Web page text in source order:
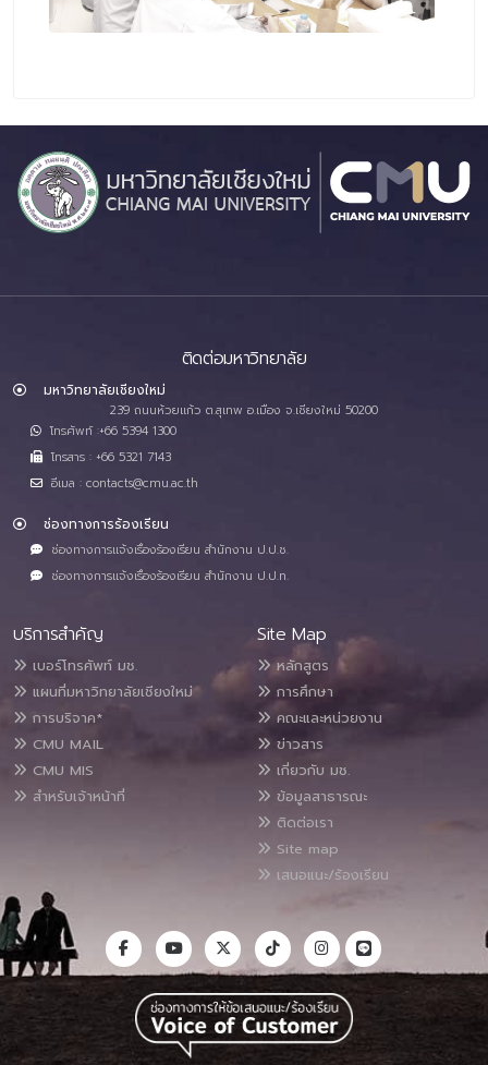
ติดต่อมหาวิทยาลัย
มหาวิทยาลัยเชียงใหม่
239 ถนนห้วยแก้ว ต.สุเทพ อ.เมือง จ.เชียงใหม่ 50200
โทรศัพท์ :+66 5394 1300
โทรสาร : +66 5321 7143
อีเมล : contacts@cmu.ac.th
ช่องทางการร้องเรียน
ช่องทางการแจ้งเรื่องร้องเรียน สำนักงาน ป.ป.ช.
ช่องทางการแจ้งเรื่องร้องเรียน สำนักงาน ป.ป.ท.
บริการสำคัญ
เบอร์โทรศัพท์ มช.
แผนที่มหาวิทยาลัยเชียงใหม่
การบริจาค*
CMU MAIL
CMU MIS
สำหรับเจ้าหน้าที่
Site Map
หลักสูตร
การศึกษา
คณะและหน่วยงาน
ข่าวสาร
เกี่ยวกับ มช.
ข้อมูลสาธารณะ
ติดต่อเรา
Site map
เสนอแนะ/ร้องเรียน